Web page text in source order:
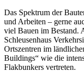
Das Spektrum der
und Arbeiten – gerne
viel Bauen im Bestand.
Schleusenhaus
Ortszentren im
Buildings“ wie die
Flakbunkers vertreten.